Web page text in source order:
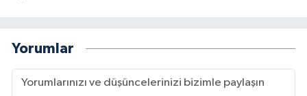
Yorumlar